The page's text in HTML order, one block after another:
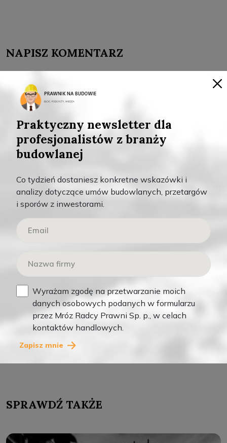
NAPISZ KOMENTARZ
*
Email *
Wiadomość*
Skomentuj
SPRAWDŹ TAKŻE
Praktyczny newsletter dla
profesjonalistów z branży
budowlanej
Co tydzień dostaniesz konkretne wskazówki i
analizy dotyczące umów budowlanych, przetargów
i sporów z inwestorami.
Wyrażam zgodę na przetwarzanie moich
danych osobowych podanych w formularzu
przez Mróz Radcy Prawni Sp. p., w celach
kontaktów handlowych.
Zapisz mnie